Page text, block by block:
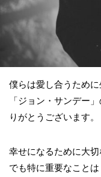
僕らは愛し合うため
「ジョン・サンデー
りがとうございます。
幸せになるために大
でも特に重要なことは